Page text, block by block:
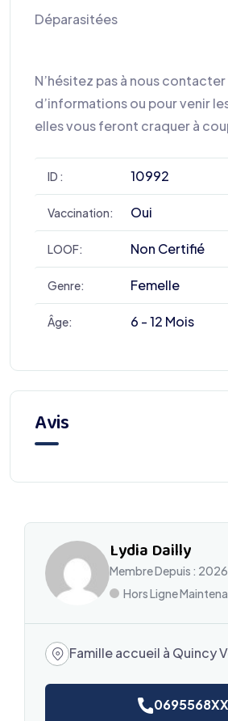
Déparasitées
N’hésitez pas à nous
d’informations ou pour venir
elles vous feront craquer à
ID : 10992
Vaccination: Oui
LOOF: Non Certifié
Genre: Femelle
Âge: 6 - 12 Mois
Avis
Lydia Dailly
Membre Depuis : 2026
Hors Ligne
Famille accueil à Quincy